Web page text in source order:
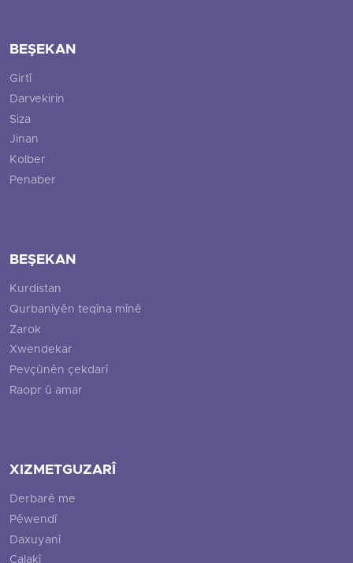
BEŞEKAN
Girtî
Darvekirin
Siza
Jinan
Kolber
Penaber
BEŞEKAN
Kurdistan
Qurbaniyên teqîna mînê
Zarok
Xwendekar
Pevçûnên çekdarî
Raopr û amar
XIZMETGUZARÎ
Derbarê me
Pêwendî
Daxuyanî